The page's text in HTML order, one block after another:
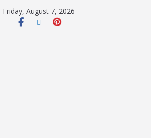
Friday, August 7, 2026